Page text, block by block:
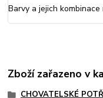
Barvy a jejich
Zboží zařazeno v
CHOVATELSKÉ